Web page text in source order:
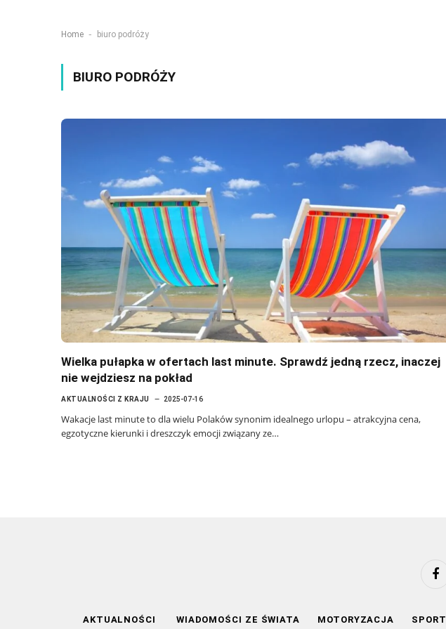
Home - biuro podróży
BIURO PODRÓŻY
Wielka pułapka w ofertach last minute. Sprawdź jedną rzecz, inaczej
nie wejdziesz na pokład
AKTUALNOŚCI Z KRAJU 2025-07-16
Wakacje last minute to dla wielu Polaków synonim idealnego urlopu – atrakcyjna cena,
egzotyczne kierunki i dreszczyk emocji związany ze…
AKTUALNOŚCI WIADOMOŚCI ZE ŚWIATA MOTORYZACJA SPORT